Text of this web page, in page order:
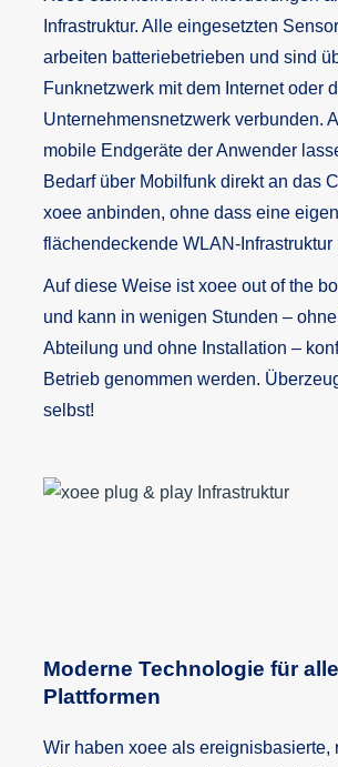
Infrastruktur. Alle eingesetzten
arbeiten batteriebetrieben und sind
Funknetzwerk mit dem Internet oder
Unternehmensnetzwerk verbunden.
mobile Endgeräte der Anwender
Bedarf über Mobilfunk direkt an das
xoee anbinden, ohne dass eine
flächendeckende WLAN-Infrastruktur
Auf diese Weise ist xoee out of the
und kann in wenigen Stunden –
Abteilung und ohne Installation –
Betrieb genommen werden.
selbst!
Moderne Technologie für alle
Plattformen
Wir haben xoee als ereignisbasierte,